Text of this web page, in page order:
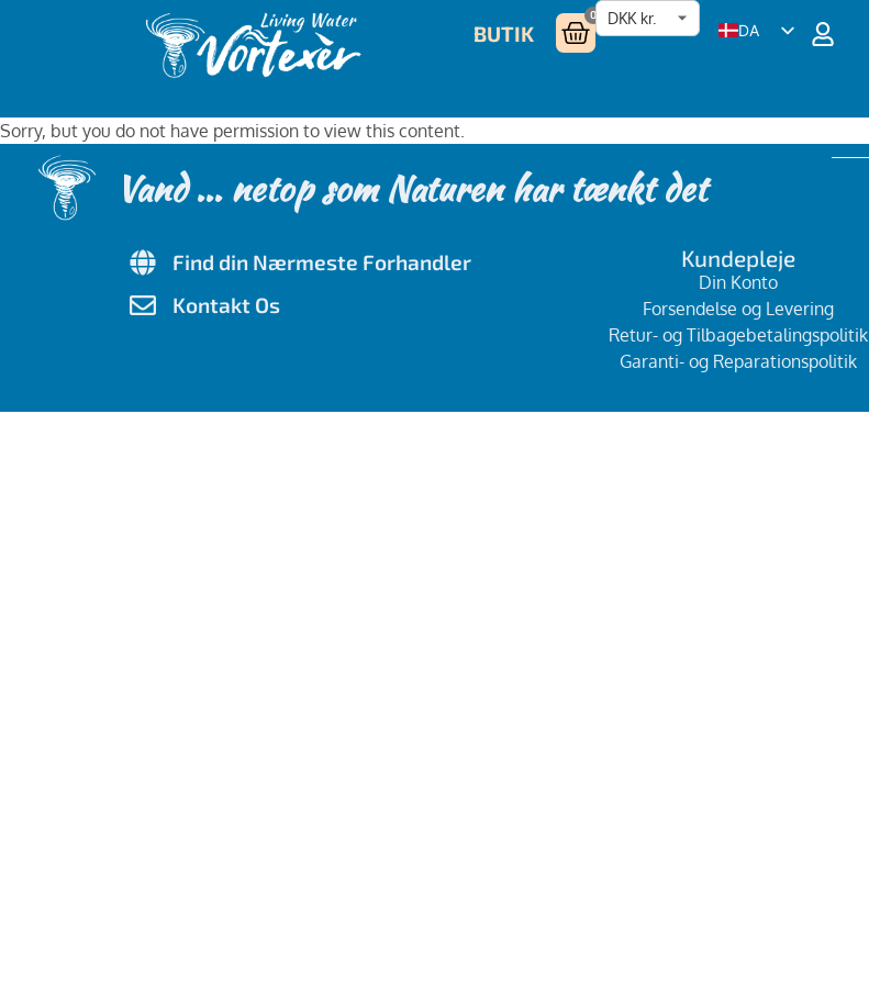
BUTIK
0
DA
Sorry, but you do not have permission to view this content.
Vand ... netop som Naturen har tænkt det
Kundepleje
Din Konto
Forsendelse og Levering
Retur- og Tilbagebetalingspolitik
Garanti- og Reparationspolitik
Find din Nærmeste Forhandler
Kontakt Os